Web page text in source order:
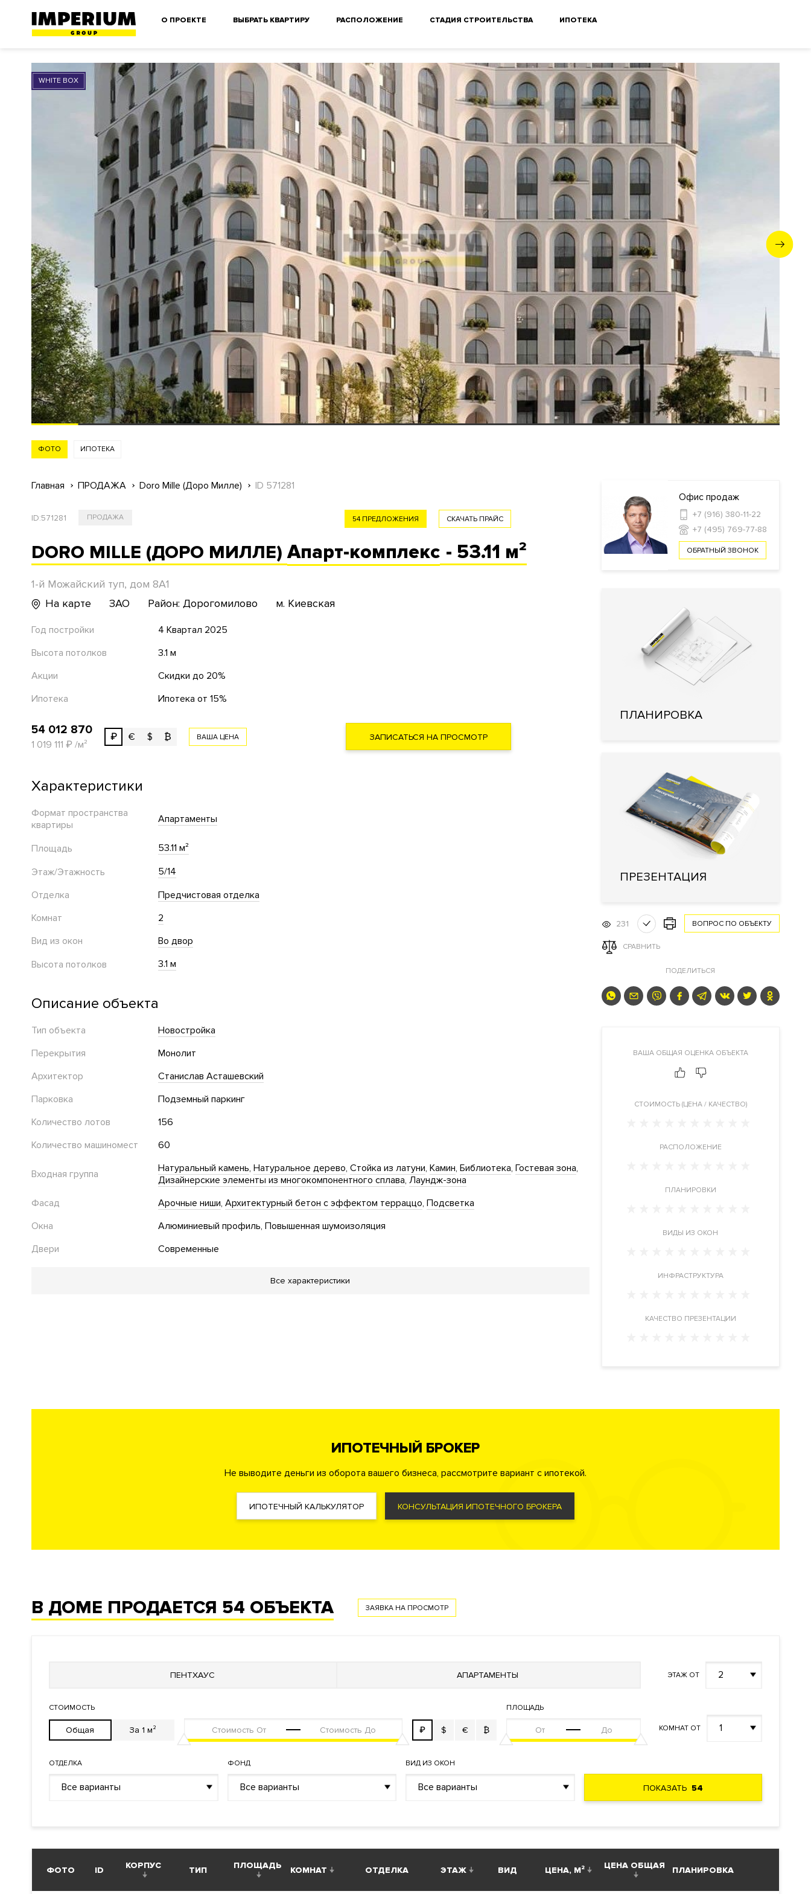
О ПРОЕКТЕ ВЫБРАТЬ КВАРТИРУ РАСПОЛОЖЕНИЕ СТАДИЯ СТРОИТЕЛЬСТВА ИПОТЕКА
WHITE BOX
ФОТО ИПОТЕКА
Главная ПРОДАЖА Doro Mille (Доро Милле) ID 571281
ID:571281 ПРОДАЖА СКАЧАТЬ ПРАЙС
54 ПРЕДЛОЖЕНИЯ
DORO MILLE (ДОРО МИЛЛЕ)Апарт-комплекс - 53.11 м²
1-й Можайский туп, дом 8А1
На карте
ЗАО Район: Дорогомилово м. Киевская
Год постройки
4 Квартал 2025
Высота потолков
3.1 м
Акции
Скидки до 20%
Ипотека
Ипотека от 15%
54 012 870
1 019 111 ₽ /м²
₽ € $ ₿ ВАША ЦЕНА ЗАПИСАТЬСЯ НА ПРОСМОТР
Характеристики
Формат пространства
квартиры
Апартаменты
Площадь
53.11 м²
Этаж/Этажность
5/14
Отделка
Предчистовая отделка
Комнат
2
Вид из окон
Во двор
Высота потолков
3.1 м
Описание объекта
Тип объекта
Новостройка
Перекрытия
Монолит
Архитектор
Станислав Асташевский
Парковка
Подземный паркинг
Количество лотов
156
Количество машиномест
60
Входная группа Натуральный камень Натуральное дерево Стойка из латуни Камин Библиотека Гостевая зона
Дизайнерские элементы из многокомпонентного сплава Лаундж-зона
Фасад
Арочные ниши Архитектурный бетон с эффектом терраццо Подсветка
Окна
Алюминиевый профиль Повышенная шумоизоляция
Двери
Современные
Ресторан Кафе Фитнес клуб Салон красоты Библиотека
Гастробар
Профессиональная охрана Консьерж служба Видеонаблюдение
Система управления парковкой с функцией распознавания номеров автомобилей
Технология распознавания лиц Удаленный контроль охранных систем квартиры
Интеллектуальная система управления жизнеобеспечения дома «Умный дом»
Лифты
Современные
Все апартаменты продаются с предчистовой премиальной отделкой. Есть возможность купить квартиру или пентхаус с
террасой, высокими потолками, каминами и панорамными видами. Ресторан с террасой. Деликатесная лавка. Фитнес-студия.
Библиотека. Салон красоты.
Спортивная площадка
. Гостиная с камином. Круглосуточная служба консьерж-
Все характеристики
Офис продаж
+7 (916) 380-11-22
+7 (495) 769-77-88
ОБРАТНЫЙ ЗВОНОК
ПЛАНИРОВКА
ПРЕЗЕНТАЦИЯ
231 ВОПРОС ПО ОБЪЕКТУ
СРАВНИТЬ
ПОДЕЛИТЬСЯ
ВАША ОБЩАЯ ОЦЕНКА ОБЪЕКТА
CТОИМОСТЬ (ЦЕНА / КАЧЕСТВО)
РАСПОЛОЖЕНИЕ
ПЛАНИРОВКИ
ВИДЫ ИЗ ОКОН
ИНФРАСТРУКТУРА
КАЧЕСТВО ПРЕЗЕНТАЦИИ
ИПОТЕЧНЫЙ БРОКЕР
Не выводите деньги из оборота вашего бизнеса, рассмотрите вариант с ипотекой.
ИПОТЕЧНЫЙ КАЛЬКУЛЯТОР КОНСУЛЬТАЦИЯ ИПОТЕЧНОГО БРОКЕРА
В ДОМЕ ПРОДАЕТСЯ 54 ОБЪЕКТА ЗАЯВКА НА ПРОСМОТР
ПЕНТХАУС АПАРТАМЕНТЫ ЭТАЖ ОТ 2
СТОИМОСТЬ
Общая За 1 м² ₽ $ € ₿
ПЛОЩАДЬ
КОМНАТ ОТ 1
ОТДЕЛКА
Все варианты
ФОНД
Все варианты
ВИД ИЗ ОКОН
Все варианты ПОКАЗАТЬ54
ФОТО ID КОРПУС ТИП ПЛОЩАДЬ КОМНАТ ОТДЕЛКА ЭТАЖ ВИД ЦЕНА, М² ЦЕНА ОБЩАЯ ПЛАНИРОВКА